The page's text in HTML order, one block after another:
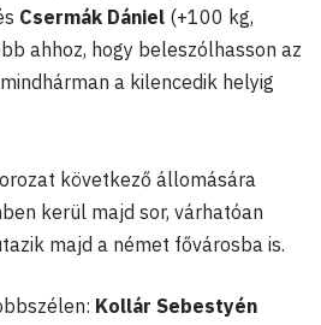
Csermák Dániel (+100 kg,
ahhoz, hogy beleszólhasson az
a kilencedik helyig
következő állomására
kerül majd sor, várhatóan
majd a német fővárosba is.
Kollár Sebestyén